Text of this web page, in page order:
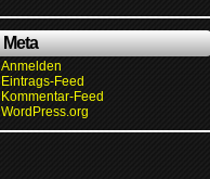
Meta
Anmelden
Eintrags-Feed
Kommentar-Feed
WordPress.org